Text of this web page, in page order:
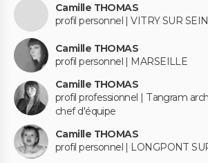
Camille THOMAS
profil personnel | VITRY SUR
Camille THOMAS
profil personnel | MARSEILLE
Camille THOMAS
profil professionnel | Tangram
chef d'équipe
Camille THOMAS
profil personnel | LONGPONT